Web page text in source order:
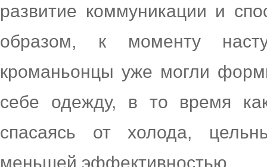
развитие коммуникации и
образом, к моменту
кроманьонцы уже могли
себе одежду, в то время
спасаясь от холода,
меньшей эффективностью.